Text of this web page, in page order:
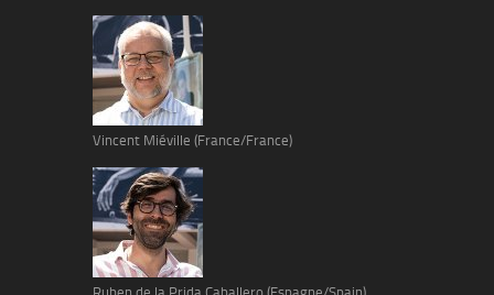
Vincent Miéville (France/France)